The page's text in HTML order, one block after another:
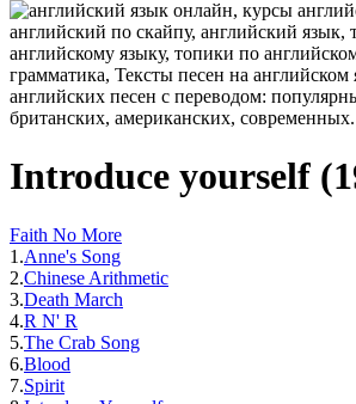
Introduce yourself
Faith No More
1.Anne's Song
2.Chinese Arithmetic
3.Death March
4.R N' R
5.The Crab Song
6.Blood
7.Spirit